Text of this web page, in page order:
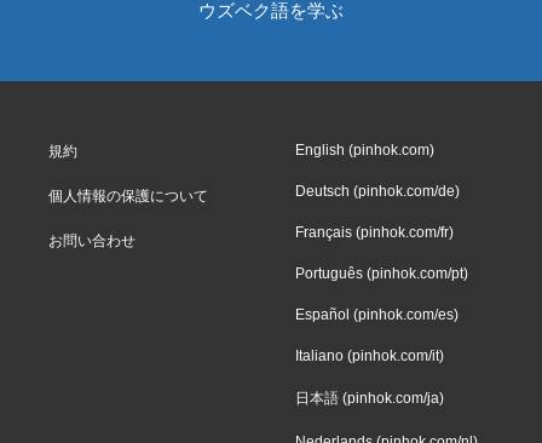
ウズベク語を学ぶ
規約
個人情報の保護について
お問い合わせ
English (pinhok.com)
Deutsch (pinhok.com/de)
Français (pinhok.com/fr)
Português (pinhok.com/pt)
Español (pinhok.com/es)
Italiano (pinhok.com/it)
日本語 (pinhok.com/ja)